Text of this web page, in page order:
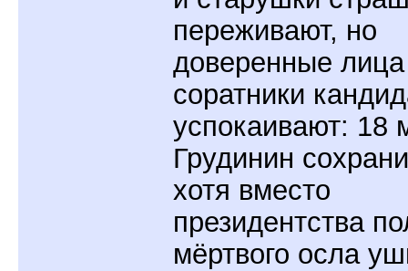
переживают, но
доверенные
соратники
успокаивают: 18
Грудинин
хотя вместо
президентства
мёртвого осла